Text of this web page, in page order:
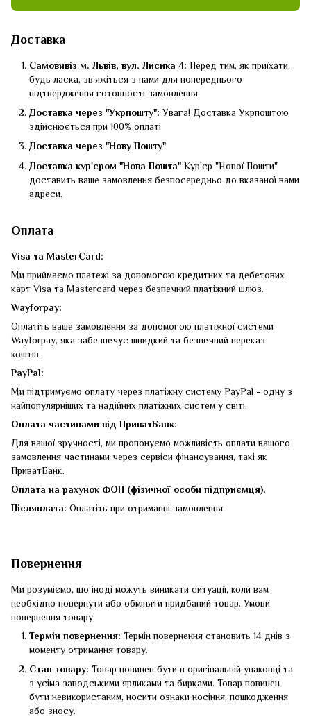
Доставка
Самовивіз м. Львів, вул. Лисика 4: Перед тим, як приїхати,
будь ласка, зв'яжіться з нами для попереднього
підтвердження готовності замовлення.
Доставка через "Укрпошту":Увага! Доставка Укрпоштою
здійснюється при 100% оплаті
Доставка через "Нову Пошту"
Доставка кур'єром "Нова Пошта"Кур'єр "Нової Пошти"
доставить ваше замовлення безпосередньо до вказаної вами
адреси.
Оплата
Visa та MasterCard:
Ми приймаємо платежі за допомогою кредитних та дебетових
карт Visa та Mastercard через безпечний платіжний шлюз.
Wayforpay:
Оплатіть ваше замовлення за допомогою платіжної системи
Wayforpay, яка забезпечує швидкий та безпечний переказ
коштів.
PayPal:
Ми підтримуємо оплату через платіжну систему PayPal - одну з
найпопулярніших та надійних платіжних систем у світі.
Оплата частинами від ПриватБанк:
Для вашої зручності, ми пропонуємо можливість оплати вашого
замовлення частинами через сервіси фінансування, такі як
ПриватБанк.
Оплата на рахунок ФОП (фізичної особи підприємця).
Післяплата: Оплатіть при отриманні замовлення
Повернення
Ми розуміємо, що іноді можуть виникати ситуації, коли вам
необхідно повернути або обміняти придбаний товар. Умови
повернення товару:
Термін повернення: Термін повернення становить 14 днів з
моменту отримання товару.
Стан товару: Товар повинен бути в оригінальній упаковці та
з усіма заводськими ярликами та бирками. Товар повинен
бути невикористаним, носити ознаки носіння, пошкодження
або зносу.